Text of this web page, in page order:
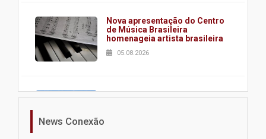
Nova apresentação do Centro
de Música Brasileira
homenageia artista brasileira
05.08.2026
Universidade Mackenzie
News Conexão